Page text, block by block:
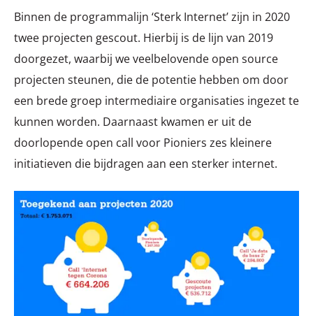
Binnen de programmalijn ‘Sterk Internet’ zijn in 2020
twee projecten gescout. Hierbij is de lijn van 2019
doorgezet, waarbij we veelbelovende open source
projecten steunen, die de potentie hebben om door
een brede groep intermediaire organisaties ingezet te
kunnen worden. Daarnaast kwamen er uit de
doorlopende open call voor Pioniers zes kleinere
initiatieven die bijdragen aan een sterker internet.